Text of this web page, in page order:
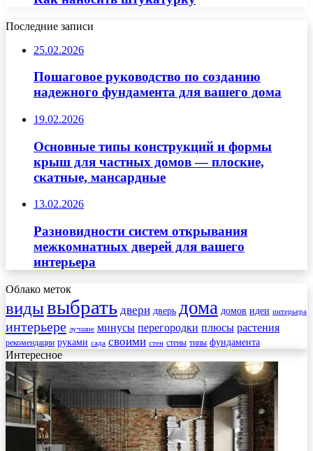
Последние записи
25.02.2026
Пошаговое руководство по созданию
надежного фундамента для вашего дома
19.02.2026
Основные типы конструкций и формы
крыш для частных домов — плоские,
скатные, мансардные
13.02.2026
Разновидности систем открывания
межкомнатных дверей для вашего
интерьера
Облако меток
видывыбрать двери дверь дома домов идеи интерьера
интерьере лучшие минусы перегородки плюсы растения
рекомендации руками сада своими стен стены типы фундамента
Интересное